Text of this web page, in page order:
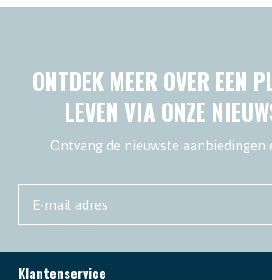
ONTDEK MEER OVER EEN
LEVEN VIA ONZE
Ontvang de nieuwste
Klantenservice